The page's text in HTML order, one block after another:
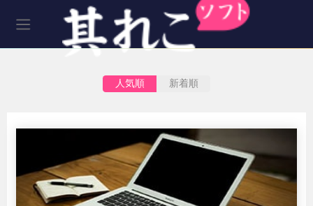
人気順 新着順